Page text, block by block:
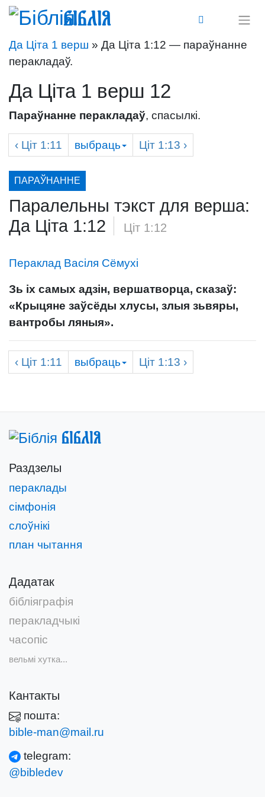
Біблія
Да Ціта 1 верш » Да Ціта 1:12 — параўнанне
перакладаў.
Да Ціта 1 верш 12
Параўнанне перакладаў, спасылкі.
‹ Ціт 1:11 выбраць Ціт 1:13 ›
ПАРАЎНАННЕ
Паралельны тэкст для верша:
Да Ціта 1:12
Ціт 1:12
Пераклад Васіля Сёмухі
Зь іх самых адзін, вершатворца, сказаў:
«Крыцяне заўсёды хлусы, злыя зьвяры,
вантробы ляныя».
‹ Ціт 1:11 выбраць Ціт 1:13 ›
Біблія
Раздзелы
пераклады
сімфонія
слоўнікі
план чытання
Дадатак
бібліяграфія
перакладчыкі
часопіс
вельмі хутка...
Кантакты
пошта:
bible-man@mail.ru
telegram:
@bibledev